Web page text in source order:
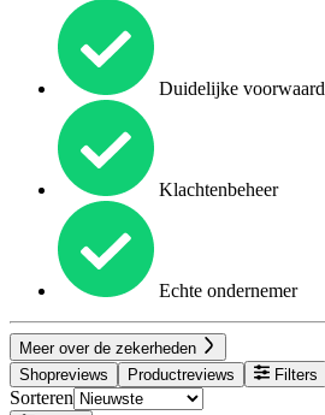
Duidelijke
Klachtenbeheer
Echte ondernemer
Meer over de zekerheden
Shopreviews
Productreviews Filters
Sorteren